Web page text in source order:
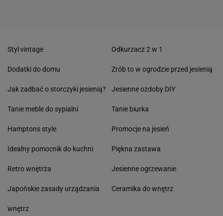
Styl vintage
Dodatki do domu
Jak zadbać o storczyki jesienią?
Tanie meble do sypialni
Hamptons style
Idealny pomocnik do kuchni
Retro wnętrza
Japońskie zasady urządzania
wnętrz
Odkurzacz 2 w 1
Zrób to w ogrodzie przed jesienią
Jesienne ozdoby DIY
Tanie biurka
Promocje na jesień
Piękna zastawa
Jesienne ogrzewanie
Ceramika do wnętrz